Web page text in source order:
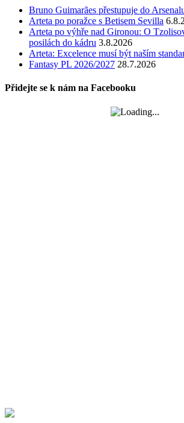
Bruno Guimarães přestupuje do
Arteta po poražce s Betisem Sevilla
Arteta po výhře nad Gironou: O
posilách do kádru 3.8.2026
Arteta: Excelence musí být naším
Fantasy PL 2026/2027 28.7.2026
Přidejte se k nám na Facebooku